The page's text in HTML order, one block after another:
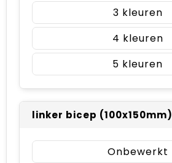
3
4
5
linker bicep (100x150mm)
Onbewerkt